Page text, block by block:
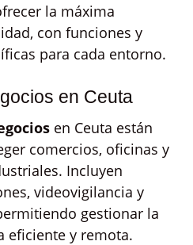
la máxima
con funciones y
para cada entorno.
en Ceuta
en Ceuta están
comercios, oficinas y
Incluyen
videovigilancia y
gestionar la
eficiente y remota.